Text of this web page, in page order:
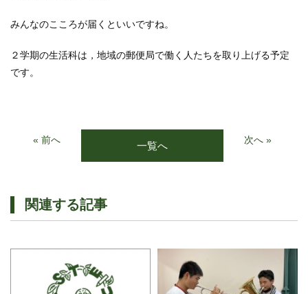
みんなのこころが届くといいですね。
２学期の生活科は，地域の郵便局で働く人たちを取り上げる予定
です。
« 前へ 一覧へ 次へ »
関連する記事